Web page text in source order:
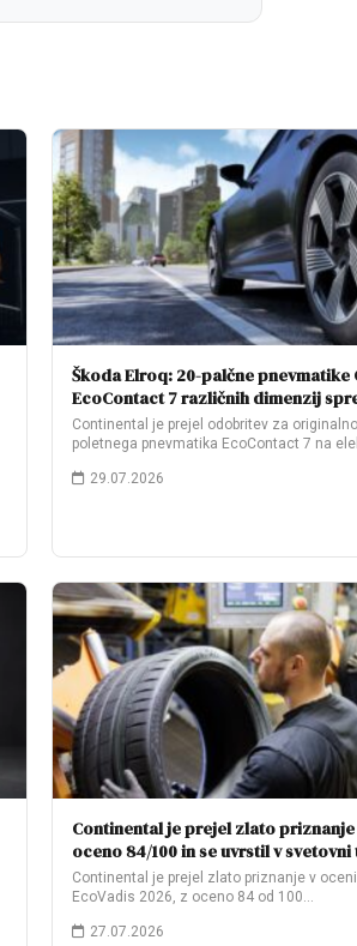
Škoda Elroq: 20-palčne pnevmatike
EcoContact 7 različnih dimenzij
Continental je prejel odobritev za
poletnega pnevmatika EcoContact 7 na
29.07.2026
Continental je prejel zlato priznanje
oceno 84/100 in se uvrstil v svetovni
Continental je prejel zlato priznanje v
EcoVadis 2026, z oceno 84 od 100…
27.07.2026